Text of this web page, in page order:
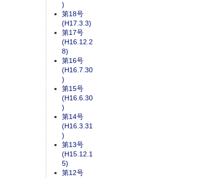
)
第18号
(H17.3.3)
第17号
(H16.12.2
8)
第16号
(H16.7.30
)
第15号
(H16.6.30
)
第14号
(H16.3.31
)
第13号
(H15.12.1
5)
第12号